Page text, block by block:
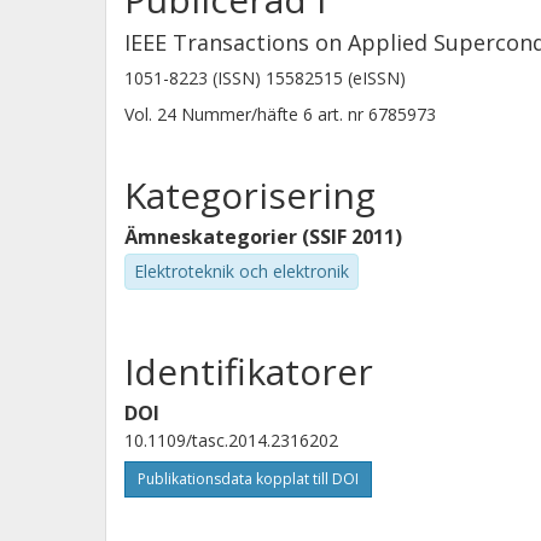
IEEE Transactions on Applied
1051-8223 (ISSN) 15582515 (eISSN)
Vol. 24 Nummer/häfte 6 art. nr 6785973
Kategorisering
Ämneskategorier (SSIF 2011)
Elektroteknik och elektronik
Identifikatorer
DOI
10.1109/tasc.2014.2316202
Publikationsdata kopplat till DOI